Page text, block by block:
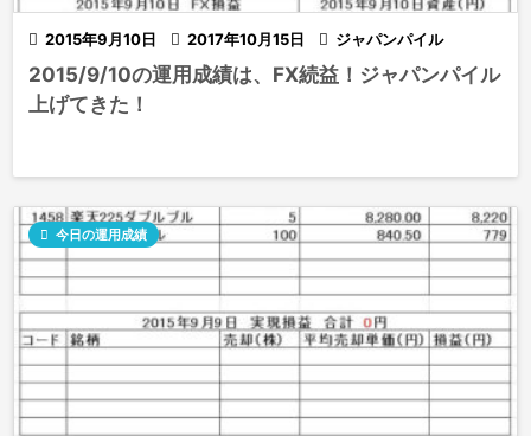
 2015年9月10日  2017年10月15日  ジャパンパイル
2015/9/10の運用成績は、FX続益！ジャパンパイル
上げてきた！
 今日の運用成績